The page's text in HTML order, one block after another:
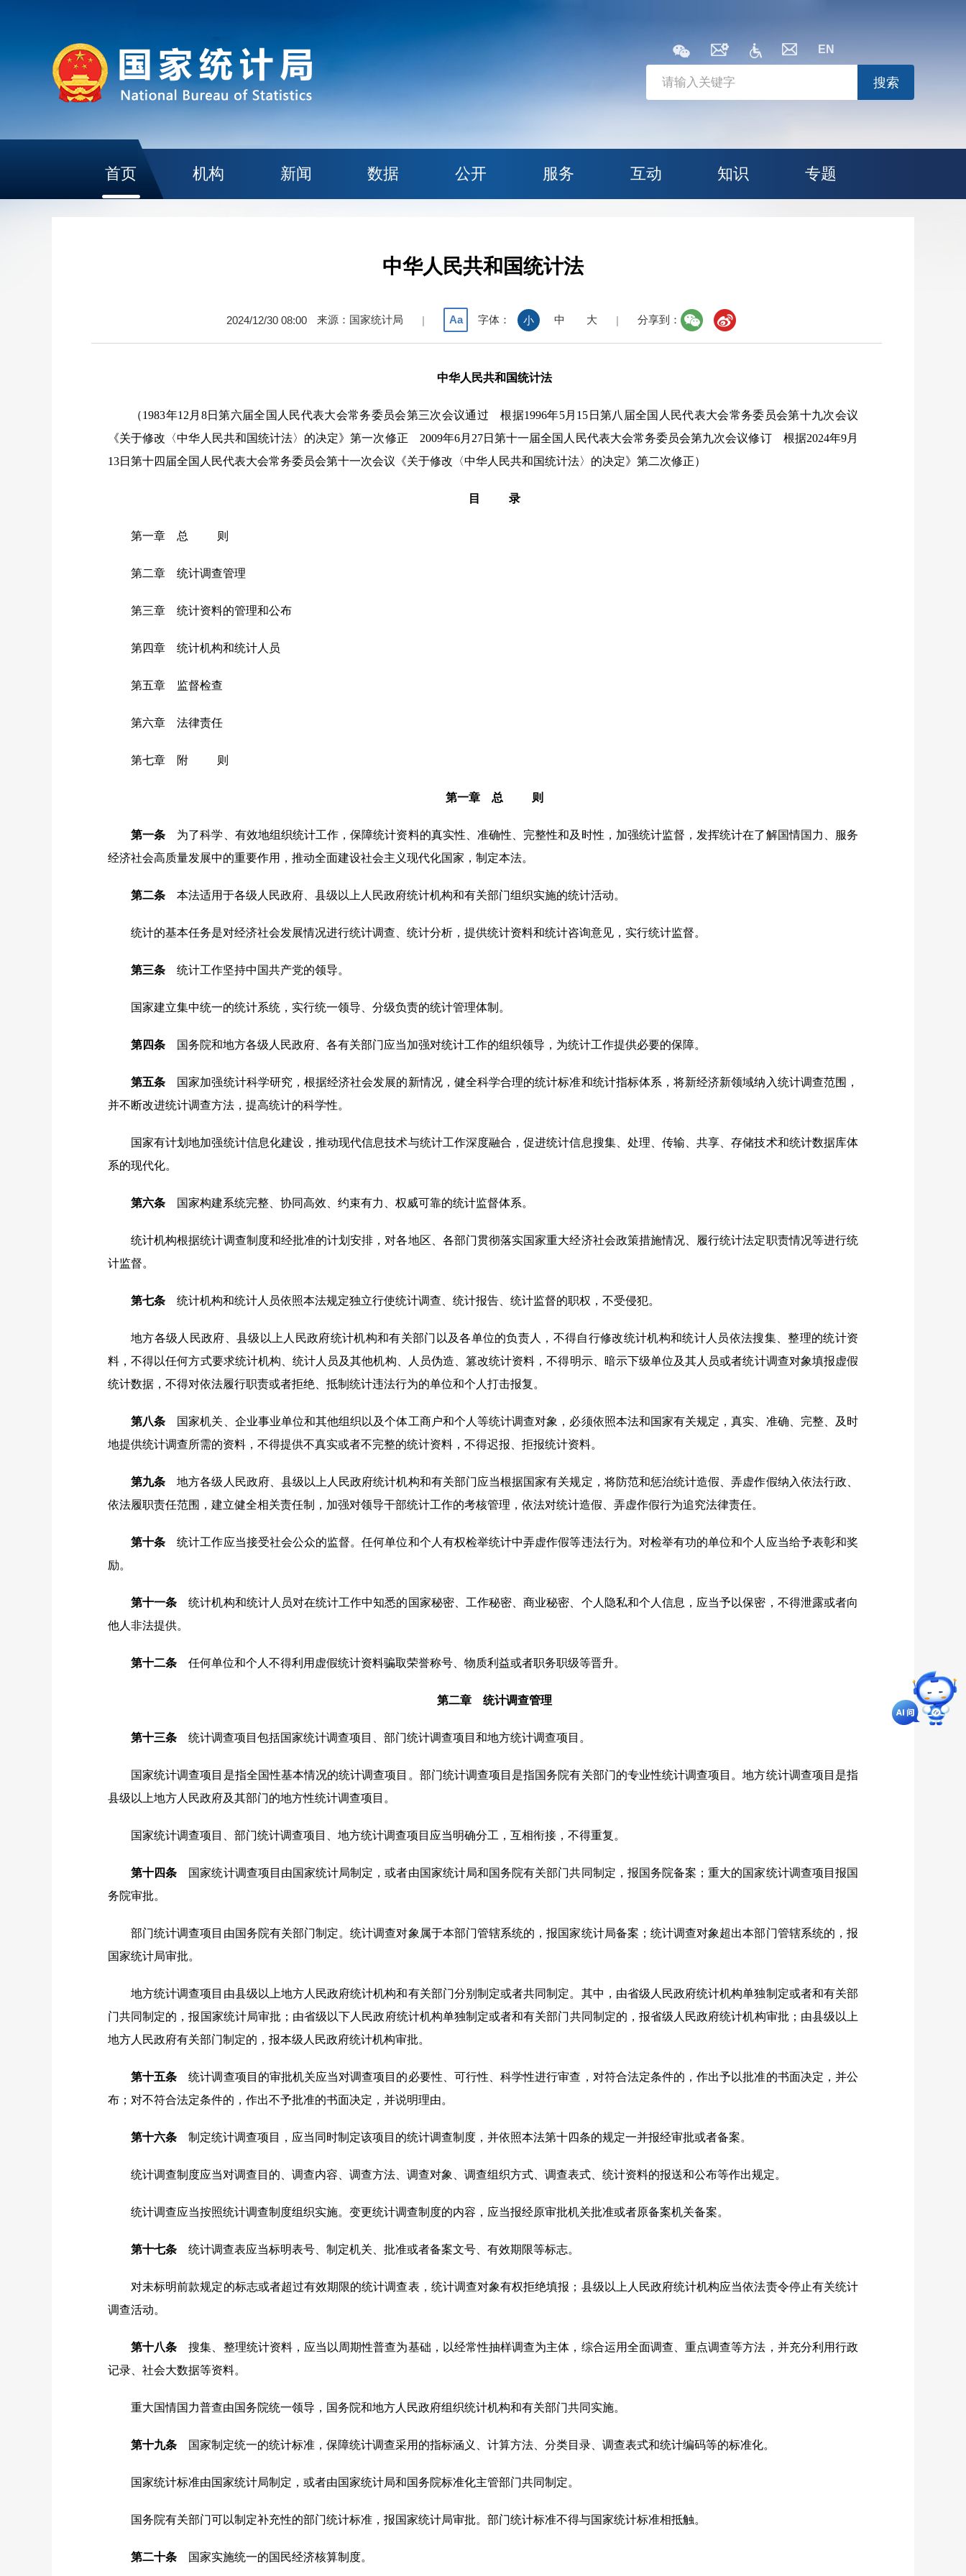
EN
搜索
首页 机构 新闻 数据 公开 服务 互动 知识 专题
中华人民共和国统计法
2024/12/30 08:00 来源：国家统计局 | Aa 字体： 小 中 大 | 分享到：
中华人民共和国统计法
（1983年12月8日第六届全国人民代表大会常务委员会第三次会议通过 根据1996年5月15日第八届全国人民代表大会常务委员会第十九次会议
《关于修改〈中华人民共和国统计法〉的决定》第一次修正 2009年6月27日第十一届全国人民代表大会常务委员会第九次会议修订 根据2024年9月
13日第十四届全国人民代表大会常务委员会第十一次会议《关于修改〈中华人民共和国统计法〉的决定》第二次修正）
目 录
第一章 总 则
第二章 统计调查管理
第三章 统计资料的管理和公布
第四章 统计机构和统计人员
第五章 监督检查
第六章 法律责任
第七章 附 则
第一章 总 则
第一条 为了科学、有效地组织统计工作，保障统计资料的真实性、准确性、完整性和及时性，加强统计监督，发挥统计在了解国情国力、服务
经济社会高质量发展中的重要作用，推动全面建设社会主义现代化国家，制定本法。
第二条 本法适用于各级人民政府、县级以上人民政府统计机构和有关部门组织实施的统计活动。
统计的基本任务是对经济社会发展情况进行统计调查、统计分析，提供统计资料和统计咨询意见，实行统计监督。
第三条 统计工作坚持中国共产党的领导。
国家建立集中统一的统计系统，实行统一领导、分级负责的统计管理体制。
第四条 国务院和地方各级人民政府、各有关部门应当加强对统计工作的组织领导，为统计工作提供必要的保障。
第五条 国家加强统计科学研究，根据经济社会发展的新情况，健全科学合理的统计标准和统计指标体系，将新经济新领域纳入统计调查范围，
并不断改进统计调查方法，提高统计的科学性。
国家有计划地加强统计信息化建设，推动现代信息技术与统计工作深度融合，促进统计信息搜集、处理、传输、共享、存储技术和统计数据库体
系的现代化。
第六条 国家构建系统完整、协同高效、约束有力、权威可靠的统计监督体系。
统计机构根据统计调查制度和经批准的计划安排，对各地区、各部门贯彻落实国家重大经济社会政策措施情况、履行统计法定职责情况等进行统
计监督。
第七条 统计机构和统计人员依照本法规定独立行使统计调查、统计报告、统计监督的职权，不受侵犯。
地方各级人民政府、县级以上人民政府统计机构和有关部门以及各单位的负责人，不得自行修改统计机构和统计人员依法搜集、整理的统计资
料，不得以任何方式要求统计机构、统计人员及其他机构、人员伪造、篡改统计资料，不得明示、暗示下级单位及其人员或者统计调查对象填报虚假
统计数据，不得对依法履行职责或者拒绝、抵制统计违法行为的单位和个人打击报复。
第八条 国家机关、企业事业单位和其他组织以及个体工商户和个人等统计调查对象，必须依照本法和国家有关规定，真实、准确、完整、及时
地提供统计调查所需的资料，不得提供不真实或者不完整的统计资料，不得迟报、拒报统计资料。
第九条 地方各级人民政府、县级以上人民政府统计机构和有关部门应当根据国家有关规定，将防范和惩治统计造假、弄虚作假纳入依法行政、
依法履职责任范围，建立健全相关责任制，加强对领导干部统计工作的考核管理，依法对统计造假、弄虚作假行为追究法律责任。
第十条 统计工作应当接受社会公众的监督。任何单位和个人有权检举统计中弄虚作假等违法行为。对检举有功的单位和个人应当给予表彰和奖
励。
第十一条 统计机构和统计人员对在统计工作中知悉的国家秘密、工作秘密、商业秘密、个人隐私和个人信息，应当予以保密，不得泄露或者向
他人非法提供。
第十二条 任何单位和个人不得利用虚假统计资料骗取荣誉称号、物质利益或者职务职级等晋升。
第二章 统计调查管理
第十三条 统计调查项目包括国家统计调查项目、部门统计调查项目和地方统计调查项目。
国家统计调查项目是指全国性基本情况的统计调查项目。部门统计调查项目是指国务院有关部门的专业性统计调查项目。地方统计调查项目是指
县级以上地方人民政府及其部门的地方性统计调查项目。
国家统计调查项目、部门统计调查项目、地方统计调查项目应当明确分工，互相衔接，不得重复。
第十四条 国家统计调查项目由国家统计局制定，或者由国家统计局和国务院有关部门共同制定，报国务院备案；重大的国家统计调查项目报国
务院审批。
部门统计调查项目由国务院有关部门制定。统计调查对象属于本部门管辖系统的，报国家统计局备案；统计调查对象超出本部门管辖系统的，报
国家统计局审批。
地方统计调查项目由县级以上地方人民政府统计机构和有关部门分别制定或者共同制定。其中，由省级人民政府统计机构单独制定或者和有关部
门共同制定的，报国家统计局审批；由省级以下人民政府统计机构单独制定或者和有关部门共同制定的，报省级人民政府统计机构审批；由县级以上
地方人民政府有关部门制定的，报本级人民政府统计机构审批。
第十五条 统计调查项目的审批机关应当对调查项目的必要性、可行性、科学性进行审查，对符合法定条件的，作出予以批准的书面决定，并公
布；对不符合法定条件的，作出不予批准的书面决定，并说明理由。
第十六条 制定统计调查项目，应当同时制定该项目的统计调查制度，并依照本法第十四条的规定一并报经审批或者备案。
统计调查制度应当对调查目的、调查内容、调查方法、调查对象、调查组织方式、调查表式、统计资料的报送和公布等作出规定。
统计调查应当按照统计调查制度组织实施。变更统计调查制度的内容，应当报经原审批机关批准或者原备案机关备案。
第十七条 统计调查表应当标明表号、制定机关、批准或者备案文号、有效期限等标志。
对未标明前款规定的标志或者超过有效期限的统计调查表，统计调查对象有权拒绝填报；县级以上人民政府统计机构应当依法责令停止有关统计
调查活动。
第十八条 搜集、整理统计资料，应当以周期性普查为基础，以经常性抽样调查为主体，综合运用全面调查、重点调查等方法，并充分利用行政
记录、社会大数据等资料。
重大国情国力普查由国务院统一领导，国务院和地方人民政府组织统计机构和有关部门共同实施。
第十九条 国家制定统一的统计标准，保障统计调查采用的指标涵义、计算方法、分类目录、调查表式和统计编码等的标准化。
国家统计标准由国家统计局制定，或者由国家统计局和国务院标准化主管部门共同制定。
国务院有关部门可以制定补充性的部门统计标准，报国家统计局审批。部门统计标准不得与国家统计标准相抵触。
第二十条 国家实施统一的国民经济核算制度。